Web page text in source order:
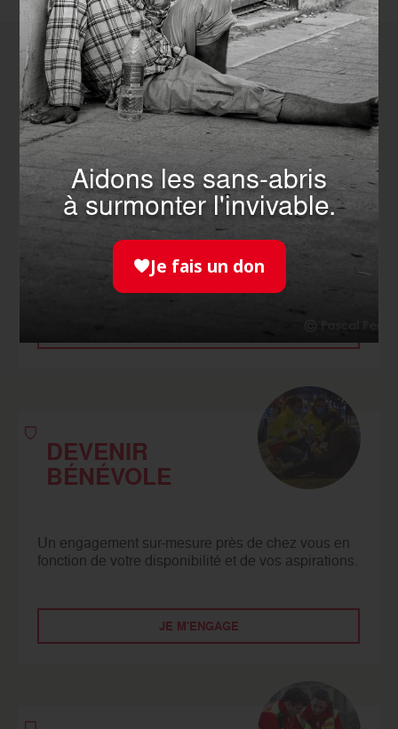
Comment agiravec nous ?
NOUS
SOUTENIR
Faire un don, c’est soutenir l’action de nos
bénévoles. Ils nous permettent d'aider chaque
année des millions de personnes.
DEVENIR
BÉNÉVOLE
Un engagement sur-mesure près de chez vous en
fonction de votre disponibilité et de vos aspirations.
JE M'ENGAGE
Aidons les sans-abris
à surmonter l'invivable.
Je fais un don